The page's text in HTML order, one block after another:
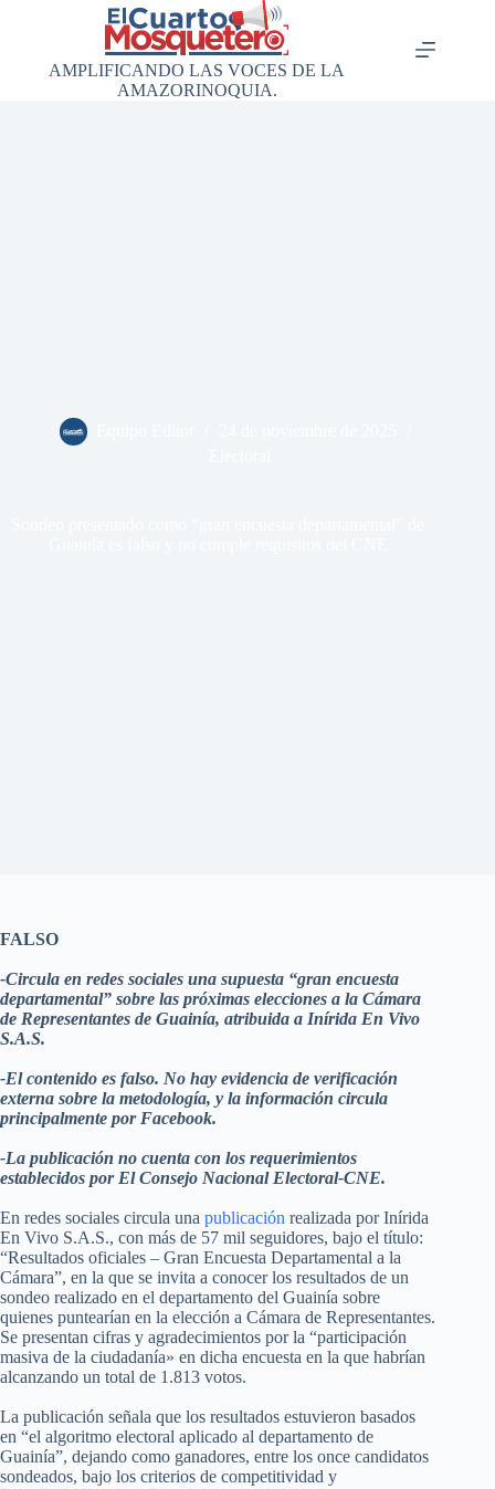
AMPLIFICANDO LAS VOCES DE LA
AMAZORINOQUIA.
FALSO
-Circula en redes sociales una supuesta “gran encuesta
departamental” sobre las próximas elecciones a la Cámara
de Representantes de Guainía, atribuida a Inírida En Vivo
S.A.S.
-El contenido es falso. No hay evidencia de verificación
externa sobre la metodología, y la información circula
principalmente por Facebook.
-La publicación no cuenta con los requerimientos
establecidos por El Consejo Nacional Electoral-CNE.
En redes sociales circula una publicación realizada por Inírida
En Vivo S.A.S., con más de 57 mil seguidores, bajo el título:
“Resultados oficiales – Gran Encuesta Departamental a la
Cámara”, en la que se invita a conocer los resultados de un
sondeo realizado en el departamento del Guainía sobre
quienes puntearían en la elección a Cámara de Representantes.
Se presentan cifras y agradecimientos por la “participación
masiva de la ciudadanía» en dicha encuesta en la que habrían
alcanzando un total de 1.813 votos.
La publicación señala que los resultados estuvieron basados
en “el algoritmo electoral aplicado al departamento de
Guainía”, dejando como ganadores, entre los once candidatos
sondeados, bajo los criterios de competitividad y